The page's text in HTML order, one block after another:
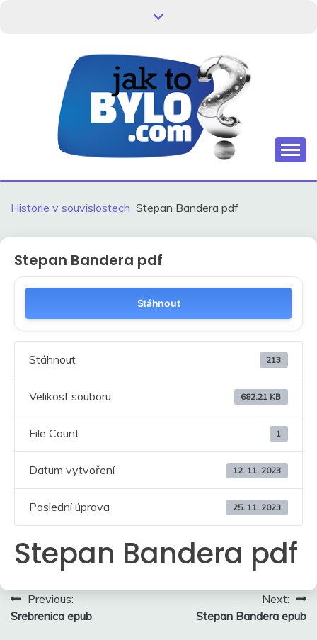
HISTORIE V
SOUVISLOSTECH
Historie v souvislostech Stepan Bandera pdf
Stepan Bandera pdf
Stáhnout
Stáhnout 213
Velikost souboru 682.21 KB
File Count 1
Datum vytvoření 12. 11. 2023
Poslední úprava 25. 11. 2023
Stepan Bandera pdf
Navigace
pro
Previous:
Srebrenica epub
Next:
Stepan Bandera epub